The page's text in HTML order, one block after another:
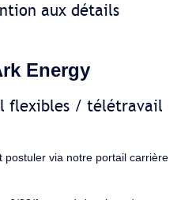
aux détails
Energy
flexibles / télétravail
postuler via notre portail carrière